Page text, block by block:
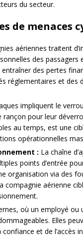
du secteur.
de menaces
aériennes traitent
des passagers
des pertes
réglementaires et des
impliquent le
pour leur
au temps, est une
opérationnelles
: La chaîne
points d’entrée
organisation via des
aérienne
où un employé ou
Elles
et de l’accès